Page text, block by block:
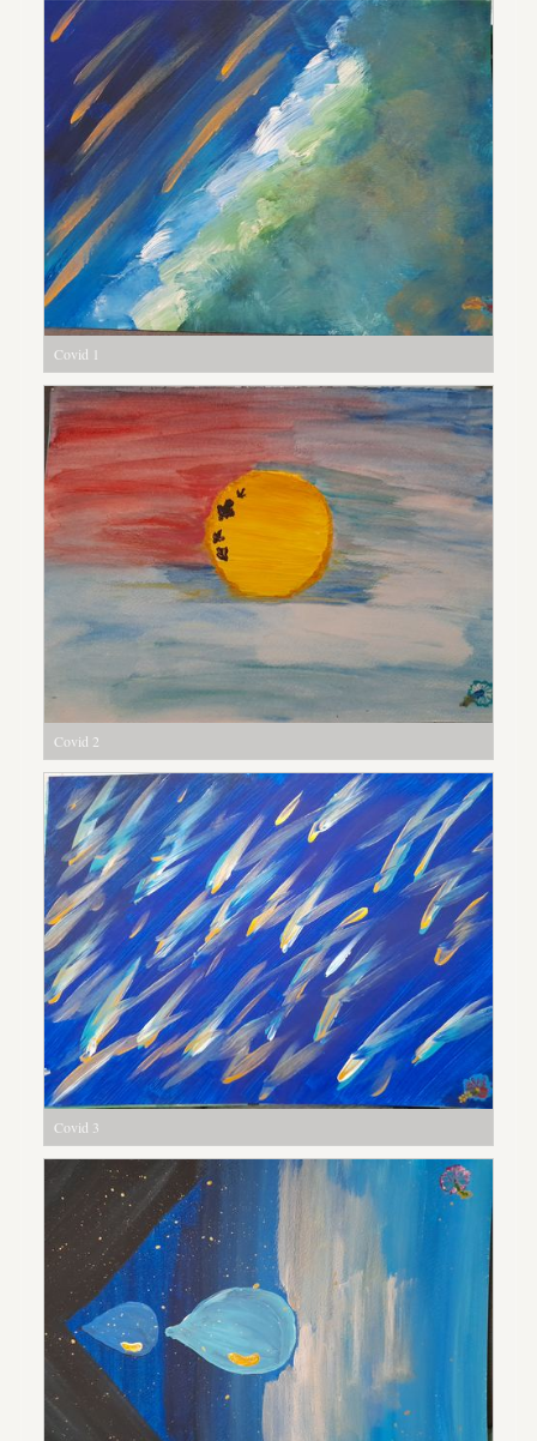
Covid 1
Covid 2
Covid 3